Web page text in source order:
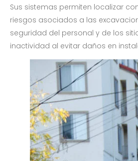
Sus sistemas permiten localizar
riesgos asociados a las
seguridad del personal y de los
inactividad al evitar daños en